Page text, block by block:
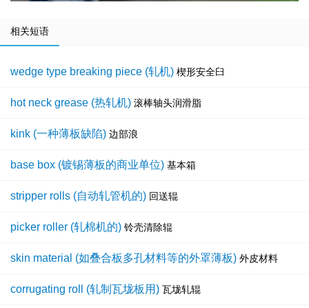
相关短语
wedge type breaking piece (轧机) 楔形安全臼
hot neck grease (热轧机) 滚棒轴头润滑脂
kink (一种薄板缺陷) 边部浪
base box (镀锡薄板的商业单位) 基本箱
stripper rolls (自动轧管机的) 回送辊
picker roller (轧棉机的) 铃壳清除辊
skin material (如叠合板多孔材料等的外罩薄板) 外皮材料
corrugating roll (轧制瓦垅板用) 瓦垅轧辊